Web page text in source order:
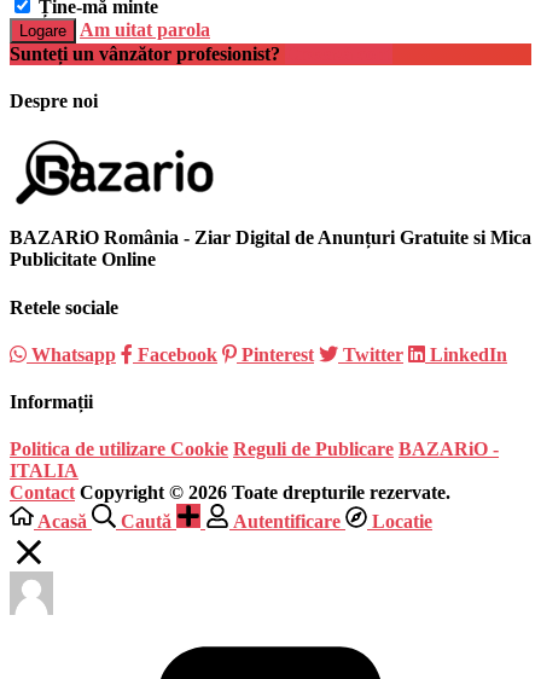
Ține-mă minte
Logare
Am uitat parola
Sunteți un vânzător profesionist?
Despre noi
BAZARiO România - Ziar Digital de Anunțuri Gratuite si Mica
Publicitate Online
Retele sociale
Whatsapp Facebook Pinterest Twitter LinkedIn
Informații
Politica de utilizare Cookie Reguli de Publicare BAZARiO -
ITALIA
Contact Copyright © 2026 Toate drepturile rezervate.
Acasă
Caută Autentificare Locatie